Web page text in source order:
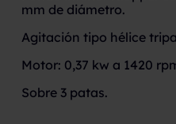
mm de diámetro.
Agitación tipo hélice
Motor: 0,37 kw a 1420
Sobre 3 patas.